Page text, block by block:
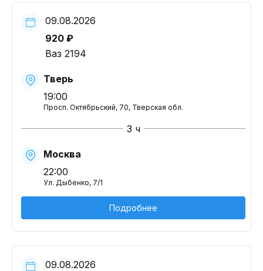
09.08.2026
920 ₽
Ваз 2194
Тверь
19:00
Просп. Октябрьский, 70, Тверская обл.
3 ч
Москва
22:00
Ул. Дыбенко, 7/1
Подробнее
09.08.2026